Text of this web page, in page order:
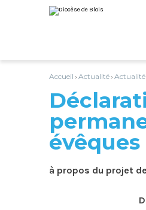
au
contenu.
personnels
Accueil › Actualité› Actualité
à propos du projet